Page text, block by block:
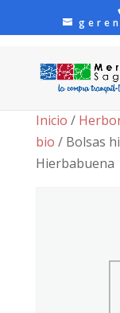
Inicio /
bio / Bolsas
Hierbabuena